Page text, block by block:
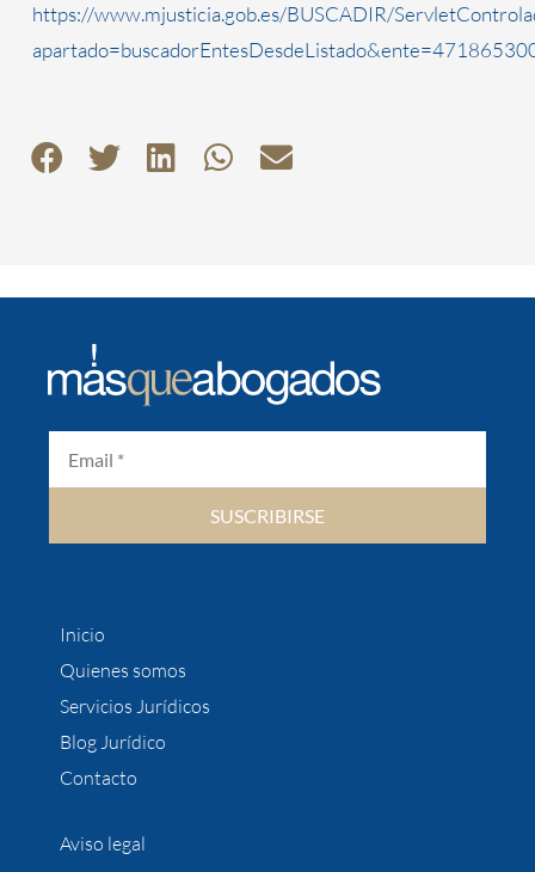
https://www.mjusticia.gob.es/BUSCADIR/
SUSCRIBIRSE
Inicio
Quienes somos
Servicios Jurídicos
Blog Jurídico
Contacto
Aviso legal